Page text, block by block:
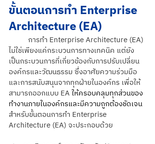
ขั้นตอนการทำ Enterprise
Architecture (EA)
การทำ Enterprise Architecture (EA)
ไม่ใช่เพียงแค่กระบวนการทางเทคนิค แต่ยัง
เป็นกระบวนการที่เกี่ยวข้องกับการปรับเปลี่ยน
องค์กรและวัฒนธรรม ซึ่งอาศัยความร่วมมือ
และการสนับสนุนจากทุกฝ่ายในองค์กร เพื่อให้
สามารถออกแบบ EA ให้ครอบคลุมทุกส่วนของ
ทำงานภายในองค์กรและมีความถูกต้องชัดเจน
สำหรับขั้นตอนการทำ Enterprise
Architecture (EA) จะประกอบด้วย